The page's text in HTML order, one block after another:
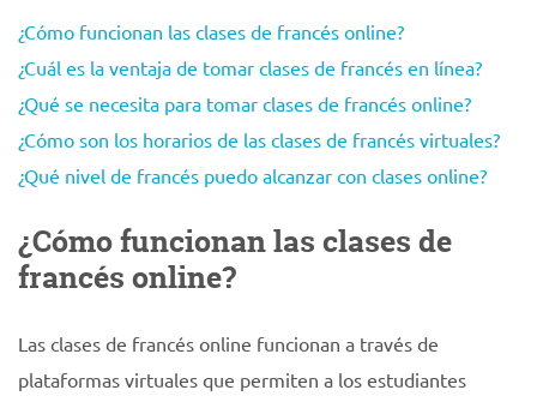
¿Cómo funcionan las clases de francés online?
¿Cuál es la ventaja de tomar clases de francés en línea?
¿Qué se necesita para tomar clases de francés online?
¿Cómo son los horarios de las clases de francés virtuales?
¿Qué nivel de francés puedo alcanzar con clases online?
¿Cómo funcionan las clases de
francés online?
Las clases de francés online funcionan a través de
plataformas virtuales que permiten a los estudiantes